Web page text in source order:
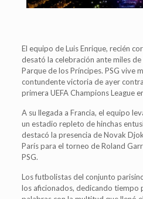
El equipo de Luis Enrique, recién
desató la celebración ante miles
Parque de los Príncipes. PSG vive
contundente victoria de ayer
primera UEFA Champions League
A su llegada a Francia, el equipo
un estadio repleto de hinchas
destacó la presencia de Novak
París para el torneo de Roland
PSG.
Los futbolistas del conjunto
los aficionados, dedicando tiempo